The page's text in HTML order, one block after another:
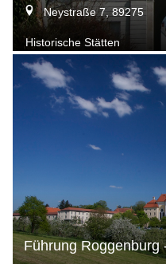
Neystraße 7, 89275
Historische Stätten
Führung Roggenburg